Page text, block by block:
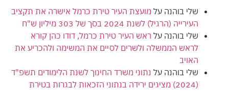
שלי בוהנה על מועצת העיר טירת כרמל אישרה את תקציב
העירייה (הרגיל) לשנת 2024 בסך של 303 מיליון ש"ח
שלי בוהנה על ראש העיר טירת כרמל, דודו כהן קורא
לראש הממשלה ולשרים לסיים את המשימה ולהכריע את
האויב
שלי בוהנה על נתוני משרד החינוך לשנת הלימודים תשפ"ד
(2024) מציגים ירידה בנתוני הזכאות לבגרות בטירת